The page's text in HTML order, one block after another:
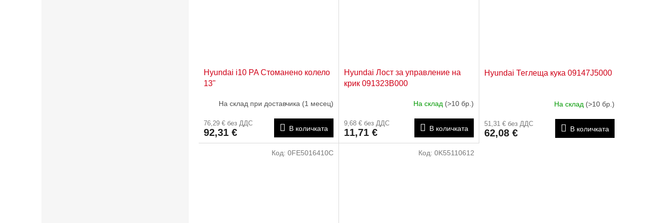
Hyundai i10 PA Стоманено колело
13"
На склад при доставчика (1 месец)
76,29 € без ДДС
92,31 € В количката
Hyundai Лост за управление на
крик 091323B000
На склад (>10 бр.)
9,68 € без ДДС
11,71 € В количката
Hyundai Теглеща кука 09147J5000
На склад (>10 бр.)
51,31 € без ДДС
62,08 € В количката
Код: 0FE5016410C Код: 0K55110612